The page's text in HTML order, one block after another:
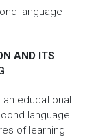
language
AND ITS
educational
language
of learning